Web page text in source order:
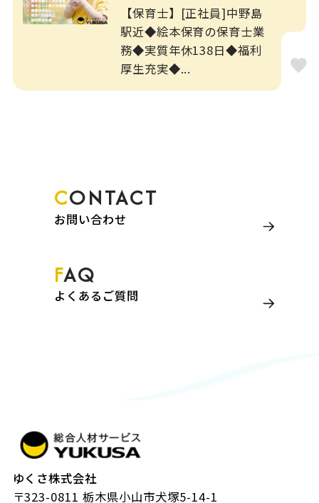
【保育士】[正社員]中野島
駅近◆絵本保育の保育士業
務◆実質年休138日◆福利
厚生充実◆...
CONTACT
お問い合わせ
FAQ
よくあるご質問
ゆくさ株式会社
〒323-0811 栃木県小山市犬塚5-14-1